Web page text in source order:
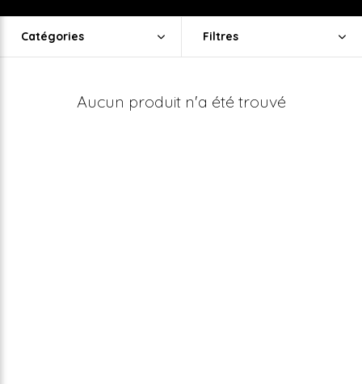
Catégories Filtres
Aucun produit n'a été trouvé